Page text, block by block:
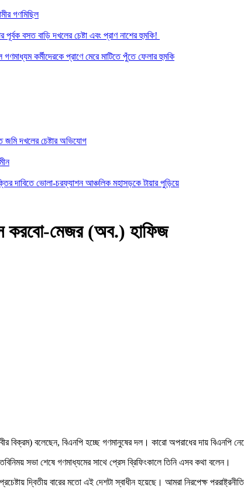
গণমিছিল
বসত বাড়ি দখলের চেষ্টা এবং প্রাণ নাশের হুমকি!
কর্মীদেরকে প্রাণে মেরে মাটিতে পুঁতে ফেলার হুমকি
দখলের চেষ্টার অভিযোগ
দাবিতে ভোলা-চরফ্যাশন আঞ্চলিক মহাসড়কে টায়ার পুড়িয়ে
করবো-মেজর (অব.) হাফিজ
বিক্রম) বলেছেন, ‌বিএনপি হচ্ছে গণমানুষের দল। কারো অপরাধের দায় বিএনপি
সভা শেষে গণমাধ্যমের সাথে প্রেস ব্রিফিংকালে তিনি এসব কথা বলেন।
দ্বিতীয় বারের মতো এই দেশটা স্বাধীন হয়েছে। আমরা নিরপেক্ষ